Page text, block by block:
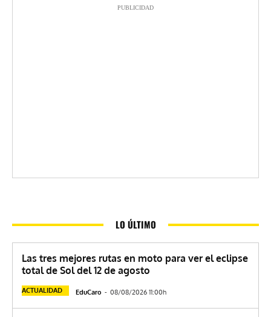
PUBLICIDAD
LO ÚLTIMO
Las tres mejores rutas en moto para ver el eclipse
total de Sol del 12 de agosto
ACTUALIDAD EduCaro - 08/08/2026 11:00h